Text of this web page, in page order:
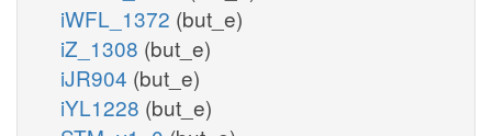
iWFL_1372 (but_e)
iZ_1308 (but_e)
iJR904 (but_e)
iYL1228 (but_e)